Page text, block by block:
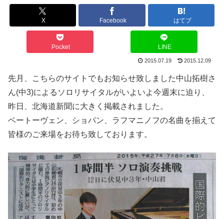
X Facebook はてブ
Pocket LINE
2015.07.19 2015.12.09
先月、こちらのサイトでもお知らせ致しました中山拓樹さ
ん(中3)によるソロリサイタルがいよいよ今週末に迫り、
昨日、北海道新聞に大きく掲載されました。
ベートーヴェン、ショパン、ラフマニノフの名曲を揃えて
皆様のご来場をお待ち致しております。